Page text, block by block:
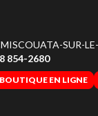
SUR-
854-2680
BOUTIQUE EN LIGNE